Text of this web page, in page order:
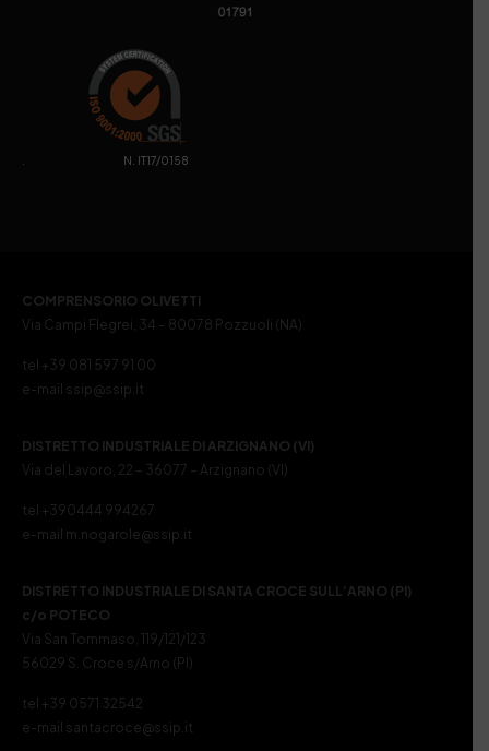
. N. IT17/0158
COMPRENSORIO OLIVETTI
Via Campi Flegrei, 34 – 80078 Pozzuoli (NA)
tel +39 081 597 91 00
e-mail ssip@ssip.it
DISTRETTO INDUSTRIALE DI ARZIGNANO (VI)
Via del Lavoro, 22 – 36077 – Arzignano (VI)
tel +390444 994267
e-mail m.nogarole@ssip.it
DISTRETTO INDUSTRIALE DI SANTA CROCE SULL’ARNO (PI)
c/o POTECO
Via San Tommaso, 119/121/123
56029 S. Croce s/Arno (PI)
tel +39 0571 32542
e-mail santacroce@ssip.it